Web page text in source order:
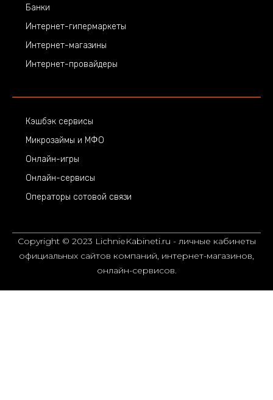
Банки
Интернет-гипермаркеты
Интернет-магазины
Интернет-провайдеры
Кэшбэк сервисы
Микрозаймы и МФО
Онлайн-игры
Онлайн-сервисы
Операторы сотовой связи
Copyright © 2023 LichnieKabineti.ru - личные кабинеты
официальных сайтов компаний, интернет-магазинов,
онлайн-сервисов.